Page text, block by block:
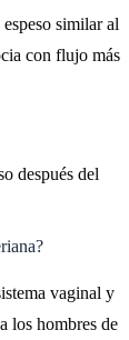
similar al
con flujo más
después del
vaginal y
los hombres de